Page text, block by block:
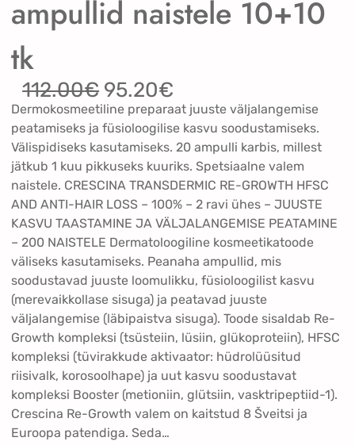
ampullid naistele 10+10
tk
112.00€ A
l
g
n
e
h
i
n
d
o
l
i
:
1
1
2
.
0
0
95.20€
u
r
r
e
n
t
p
r
i
c
e
i
s
:
9
5
.
Dermokosmeetiline preparaat juuste väljalangemise
peatamiseks ja füsioloogilise kasvu soodustamiseks.
Välispidiseks kasutamiseks. 20 ampulli karbis, millest
jätkub 1 kuu pikkuseks kuuriks. Spetsiaalne valem
naistele. CRESCINA TRANSDERMIC RE-GROWTH HFSC
AND ANTI-HAIR LOSS – 100% – 2 ravi ühes – JUUSTE
KASVU TAASTAMINE JA VÄLJALANGEMISE PEATAMINE
– 200 NAISTELE Dermatoloogiline kosmeetikatoode
väliseks kasutamiseks. Peanaha ampullid, mis
soodustavad juuste loomulikku, füsioloogilist kasvu
(merevaikkollase sisuga) ja peatavad juuste
väljalangemise (läbipaistva sisuga). Toode sisaldab Re-
Growth kompleksi (tsüsteiin, lüsiin, glükoproteiin), HFSC
kompleksi (tüvirakkude aktivaator: hüdrolüüsitud
riisivalk, korosoolhape) ja uut kasvu soodustavat
kompleksi Booster (metioniin, glütsiin, vasktripeptiid-1).
Crescina Re-Growth valem on kaitstud 8 Šveitsi ja
Euroopa patendiga. Seda…